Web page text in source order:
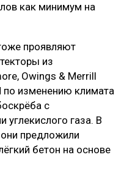
как минимум на
проявляют
из
Owings & Merrill
изменению климата
с
газа. В
предложили
бетон на основе